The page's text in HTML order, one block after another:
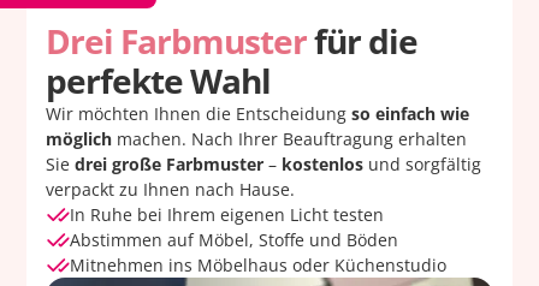
Drei Farbmusterfür die
perfekte Wahl
Wir möchten Ihnen die Entscheidung so einfach wie
möglich machen. Nach Ihrer Beauftragung erhalten
Siedrei große Farbmuster – kostenlos und sorgfältig
verpackt zu Ihnen nach Hause.
In Ruhe bei Ihrem eigenen Licht testen
Abstimmen auf Möbel, Stoffe und Böden
Mitnehmen ins Möbelhaus oder Küchenstudio